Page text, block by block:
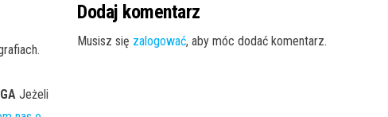
Jeżeli
Dodaj komentarz
Musisz się zalogować, aby móc dodać komentarz.